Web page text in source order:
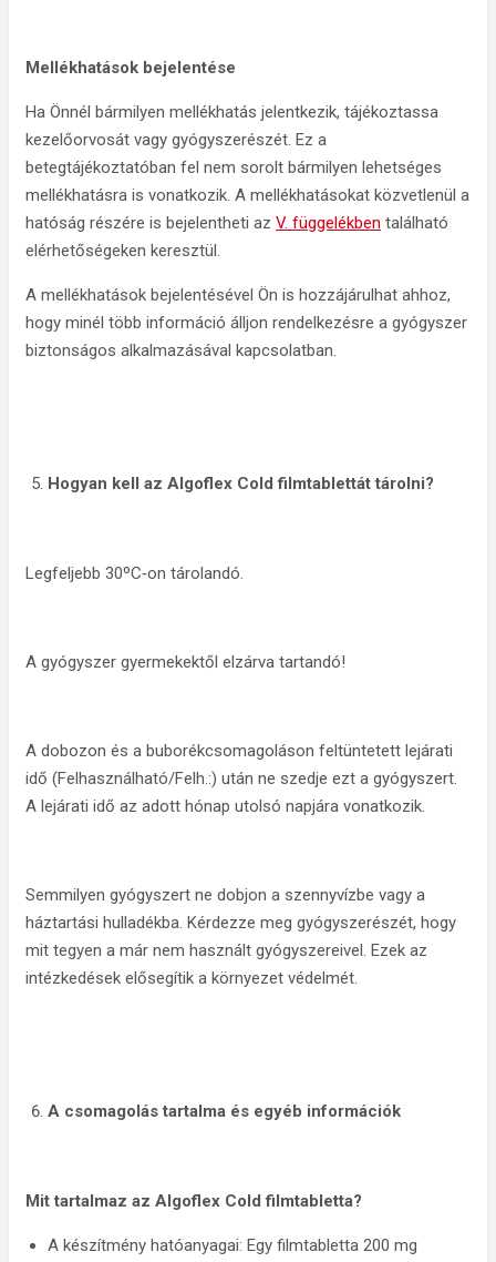
Mellékhatások bejelentése
Ha Önnél bármilyen mellékhatás jelentkezik, tájékoztassa
kezelőorvosát vagy gyógyszerészét. Ez a
betegtájékoztatóban fel nem sorolt bármilyen lehetséges
mellékhatásra is vonatkozik. A mellékhatásokat közvetlenül a
hatóság részére is bejelentheti az V. függelékben található
elérhetőségeken keresztül.
A mellékhatások bejelentésével Ön is hozzájárulhat ahhoz,
hogy minél több információ álljon rendelkezésre a gyógyszer
biztonságos alkalmazásával kapcsolatban.
Hogyan kell az Algoflex Cold filmtablettát tárolni?
Legfeljebb 30ºC‑on tárolandó.
A gyógyszer gyermekektől elzárva tartandó!
A dobozon és a buborékcsomagoláson feltüntetett lejárati
idő (Felhasználható/Felh.:) után ne szedje ezt a gyógyszert.
A lejárati idő az adott hónap utolsó napjára vonatkozik.
Semmilyen gyógyszert ne dobjon a szennyvízbe vagy a
háztartási hulladékba. Kérdezze meg gyógyszerészét, hogy
mit tegyen a már nem használt gyógyszereivel. Ezek az
intézkedések elősegítik a környezet védelmét.
A csomagolás tartalma és egyéb információk
Mit tartalmaz az Algoflex Cold filmtabletta?
A készítmény hatóanyagai: Egy filmtabletta 200 mg